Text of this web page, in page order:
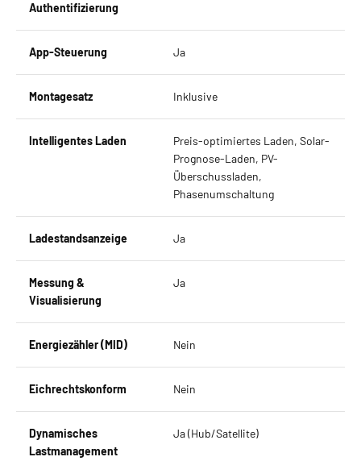
Authentifizierung
App-Steuerung Ja
Montagesatz Inklusive
Intelligentes Laden
Preis-optimiertes Laden, Solar-
Prognose-Laden, PV-
Überschussladen,
Phasenumschaltung
Ladestandsanzeige Ja
Messung &
Visualisierung
Ja
Energiezähler (MID) Nein
Eichrechtskonform Nein
Dynamisches
Lastmanagement
Ja (Hub/Satellite)